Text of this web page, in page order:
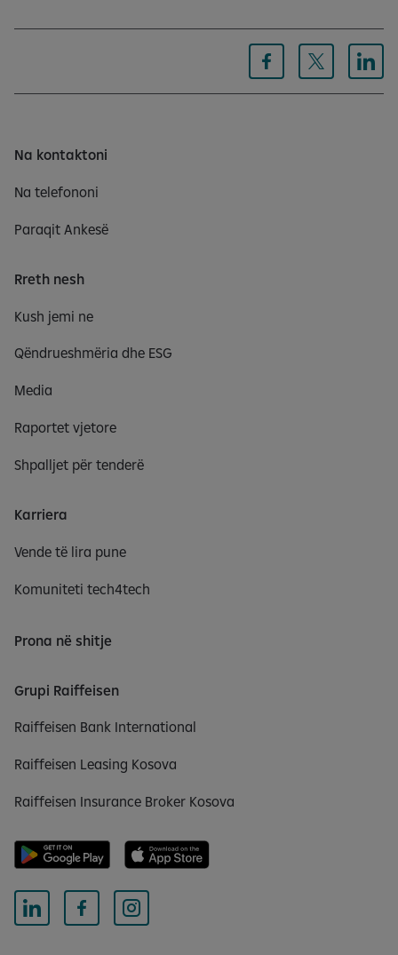
Na kontaktoni
Na telefononi
Paraqit Ankesë
Rreth nesh
Kush jemi ne
Qëndrueshmëria dhe ESG
Media
Raportet vjetore
Shpalljet për tenderë
Karriera
Vende të lira pune
Komuniteti tech4tech
Prona në shitje
Grupi Raiffeisen
Raiffeisen Bank International
Raiffeisen Leasing Kosova
Raiffeisen Insurance Broker Kosova